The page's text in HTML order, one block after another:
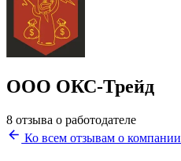
ООО ОКС-Трейд
8 отзыва о работодателе
Ко всем отзывам о компании